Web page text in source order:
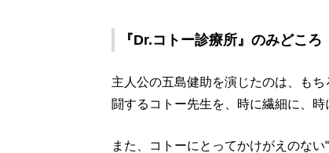
『Dr.コトー診療所』のみどころ
主人公の五島健助を演じたのは、も
闘するコトー先生を、時に繊細に、時
また、コトーにとってかけがえのな